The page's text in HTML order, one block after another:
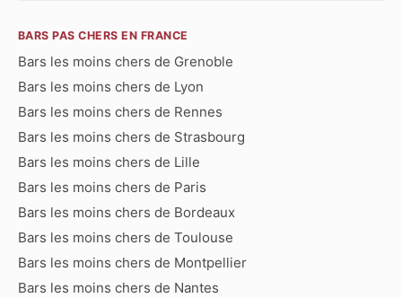
BARS PAS CHERS EN FRANCE
Bars les moins chers de Grenoble
Bars les moins chers de Lyon
Bars les moins chers de Rennes
Bars les moins chers de Strasbourg
Bars les moins chers de Lille
Bars les moins chers de Paris
Bars les moins chers de Bordeaux
Bars les moins chers de Toulouse
Bars les moins chers de Montpellier
Bars les moins chers de Nantes